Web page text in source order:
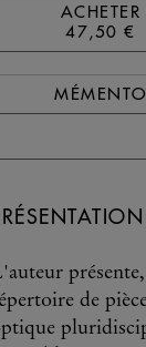
ACHETER
47,50 €
MÉMENTO
de